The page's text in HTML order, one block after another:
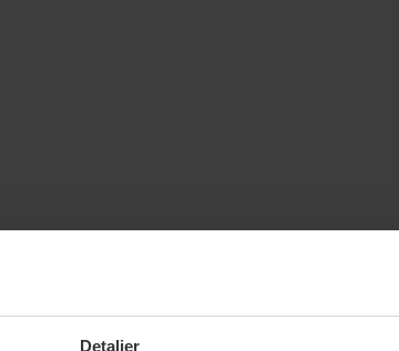
Detaljer